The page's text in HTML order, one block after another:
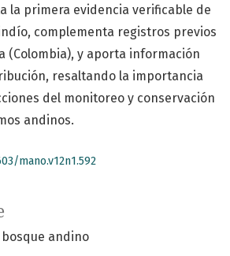
bosque andino
la primera evidencia verificable de
complementa registros previos
(Colombia), y aporta información
resaltando la importancia
del monitoreo y conservación
andinos.
mano.v12n1.592